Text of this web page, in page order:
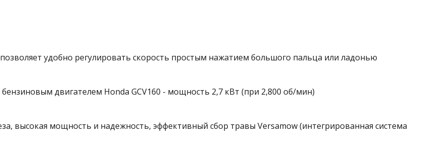
удобно регулировать скорость простым нажатием большого пальца или ладонью
двигателем Honda GCV160 - мощность 2,7 кВт (при 2,800 об/мин)
высокая мощность и надежность, эффективный сбор травы Versamow (интегрированная система